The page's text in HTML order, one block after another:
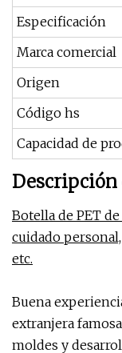
Especificación
Marca comercial
Origen
Código hs
Capacidad de
Descripción
Botella de PET
cuidado
etc.
Buena
extranjera
moldes y